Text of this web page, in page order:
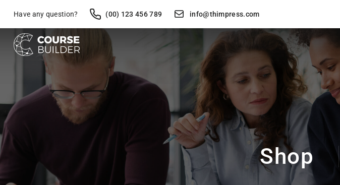
Have any question? (00) 123 456 789 info@thimpress.com
Shop